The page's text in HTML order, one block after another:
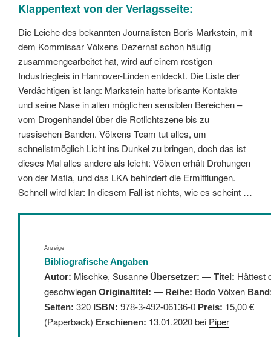
Klappentext von derVerlagsseite:
Die Leiche des bekannten Journalisten Boris Markstein, mit
dem Kommissar Völxens Dezernat schon häufig
zusammengearbeitet hat, wird auf einem rostigen
Industriegleis in Hannover-Linden entdeckt. Die Liste der
Verdächtigen ist lang: Markstein hatte brisante Kontakte
und seine Nase in allen möglichen sensiblen Bereichen –
vom Drogenhandel über die Rotlichtszene bis zu
russischen Banden. Völxens Team tut alles, um
schnellstmöglich Licht ins Dunkel zu bringen, doch das ist
dieses Mal alles andere als leicht: Völxen erhält Drohungen
von der Mafia, und das LKA behindert die Ermittlungen.
Schnell wird klar: In diesem Fall ist nichts, wie es scheint …
Anzeige
Bibliografische Angaben
Autor: Mischke, Susanne Übersetzer: — Titel: Hättest
geschwiegen Originaltitel: — Reihe: Bodo Völxen
Seiten: 320 ISBN: 978-3-492-06136-0 Preis: 15,00 €
(Paperback) Erschienen: 13.01.2020 bei Piper